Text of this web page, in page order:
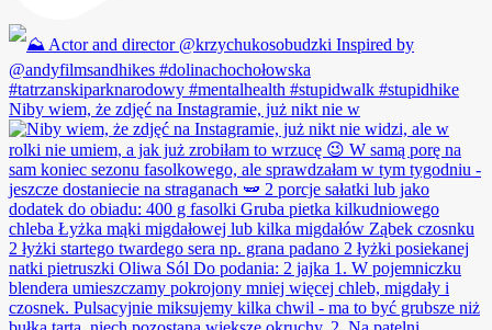
Niby wiem, że zdjęć na Instagramie, już nikt nie w